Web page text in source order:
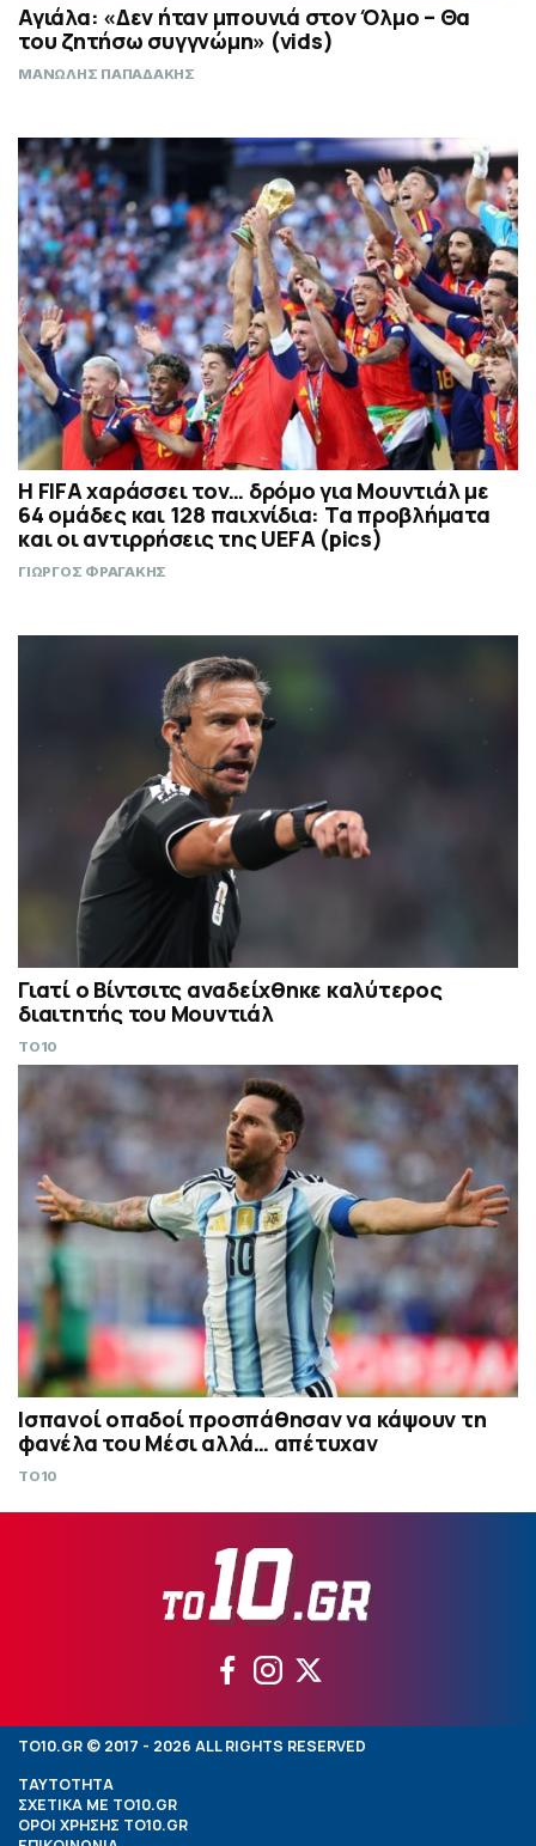
Αγιάλα: «Δεν ήταν μπουνιά στον Όλμο – Θα
του ζητήσω συγγνώμη» (vids)
ΜΑΝΩΛΗΣ ΠΑΠΑΔΑΚΗΣ
Η FIFA χαράσσει τον… δρόμο για Μουντιάλ με
64 ομάδες και 128 παιχνίδια: Τα προβλήματα
και οι αντιρρήσεις της UEFA (pics)
ΓΙΩΡΓΟΣ ΦΡΑΓΑΚΗΣ
Γιατί ο Βίντσιτς αναδείχθηκε καλύτερος
διαιτητής του Μουντιάλ
TO10
Ισπανοί οπαδοί προσπάθησαν να κάψουν τη
φανέλα του Μέσι αλλά… απέτυχαν
TO10
TO10.GR © 2017 - 2026 ALL RIGHTS RESERVED
ΤΑΥΤΟΤΗΤΑ
ΣΧΕΤΙΚΑ ΜΕ TO10.GR
ΟΡΟΙ ΧΡΗΣΗΣ TO10.GR